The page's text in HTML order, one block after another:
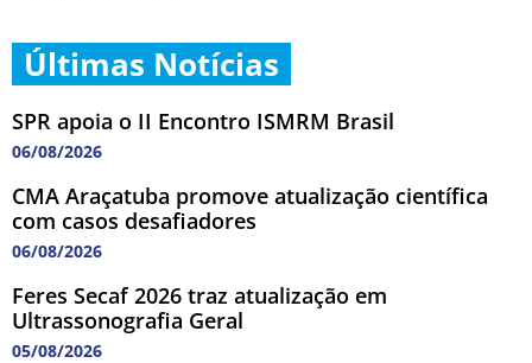
Últimas Notícias
SPR apoia o II Encontro ISMRM Brasil
06/08/2026
CMA Araçatuba promove atualização científica
com casos desafiadores
06/08/2026
Feres Secaf 2026 traz atualização em
Ultrassonografia Geral
05/08/2026